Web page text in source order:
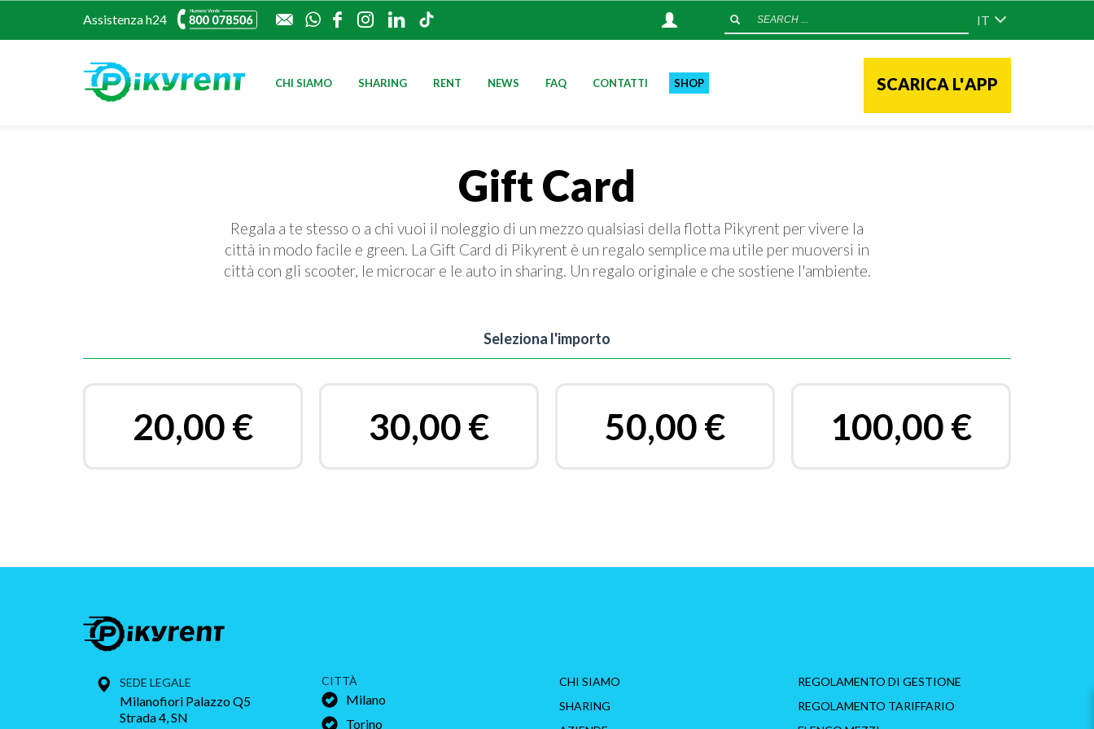
Assistenzah24 CONTATTA PIKYRENT SU WHATSAPP
PIKYRENT SU FACEBOOK
PIKYRENT SU INSTAGRAM
PIKYRENT SU LINKEDIN
PIKYRENT SU TIKTOK IT
CHI SIAMO SHARING RENT NEWS FAQ CONTATTI SHOP SCARICA L'APP
Gift Card
Regala a te stesso o a chi vuoi il noleggio di un mezzo qualsiasi della flotta Pikyrent per vivere la
città in modo facile e green. La Gift Card di Pikyrent è un regalo semplice ma utile per muoversi in
città con gli scooter, le microcar e le auto in sharing. Un regalo originale e che sostiene l'ambiente.
Seleziona l'importo
20,00€ 30,00€ 50,00€ 100,00€
SEDE LEGALE
Milanofiori Palazzo Q5
Strada 4, SN
CITTÀ
Milano
Torino
CHI SIAMO
SHARING
REGOLAMENTO DI GESTIONE
REGOLAMENTO TARIFFARIO